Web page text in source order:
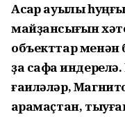
Асҡар ауылы
майҙансығын
объекттар менән
ҙа сафҡа
ғаиләләр,
ҡарамаҫтан,